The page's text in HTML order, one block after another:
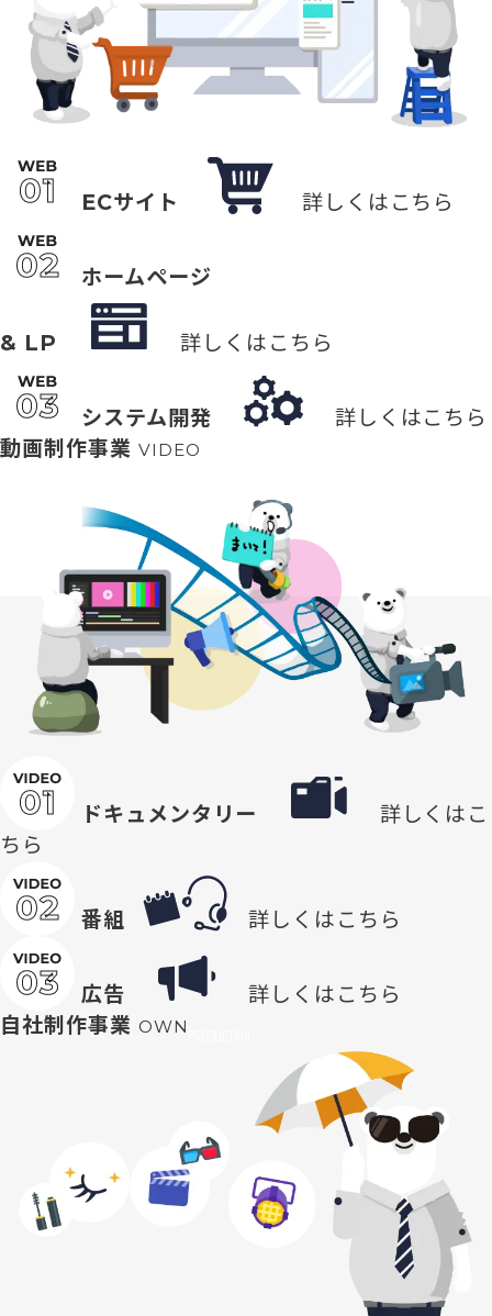
ECサイト 詳しくはこちら
ホームページ
& LP 詳しくはこちら
システム開発
詳しくはこちら
動画制作事業 VIDEO
ドキュメンタリー
詳しくはこ
ちら
番組 詳しくはこちら
広告
詳しくはこちら
自社制作事業 OWN